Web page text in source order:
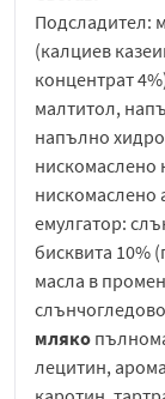
Подсладител:
(калциев
концентрат
малтитол,
напълно
нискомаслено
нискомаслено
емулгатор:
бисквита 10%
масла в
мляко
лецитин,